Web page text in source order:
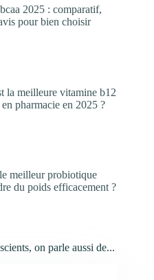
2025 : comparatif,
pour bien choisir
la meilleure vitamine b12
en pharmacie en 2025 ?
meilleur probiotique
du poids efficacement ?
on parle aussi de...